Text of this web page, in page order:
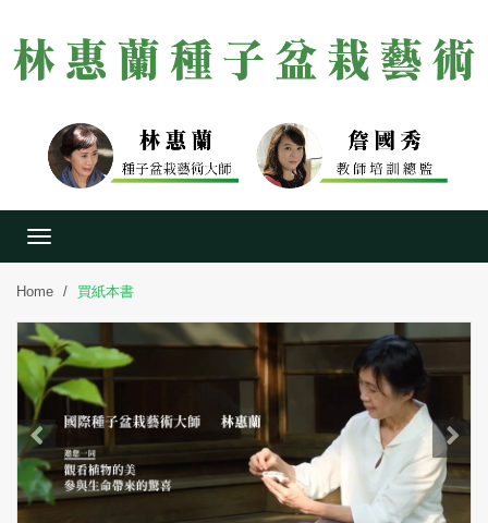
Toggle
navigation
Home 買紙本書